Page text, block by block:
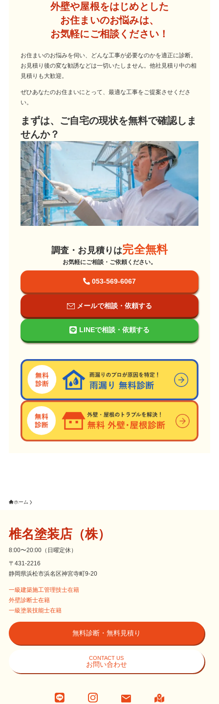
外壁や屋根をはじめとした
お住まいのお悩みは、
お気軽にご相談ください！
お住まいのお悩みを伺い、どんな工事が必要なのかを適正に診断。
お見積り後の変な勧誘などは一切いたしません。他社見積り中の相
見積りも大歓迎。
ぜひあなたのお住まいにとって、最適な工事をご提案させくださ
い。
まずは、ご自宅の現状を無料で確認しま
せんか？
調査・お見積りは完全無料
お気軽にご相談・ご依頼ください。
053-569-6067
メールで相談・依頼する
LINEで相談・依頼する
ホーム
椎名塗装店（株）
8:00〜20:00（日曜定休）
〒431-2216
静岡県浜松市浜名区神宮寺町9-20
一級建築施工管理技士在籍
外壁診断士在籍
一級塗装技能士在籍
無料診断・無料見積り
CONTACT US
お問い合わせ